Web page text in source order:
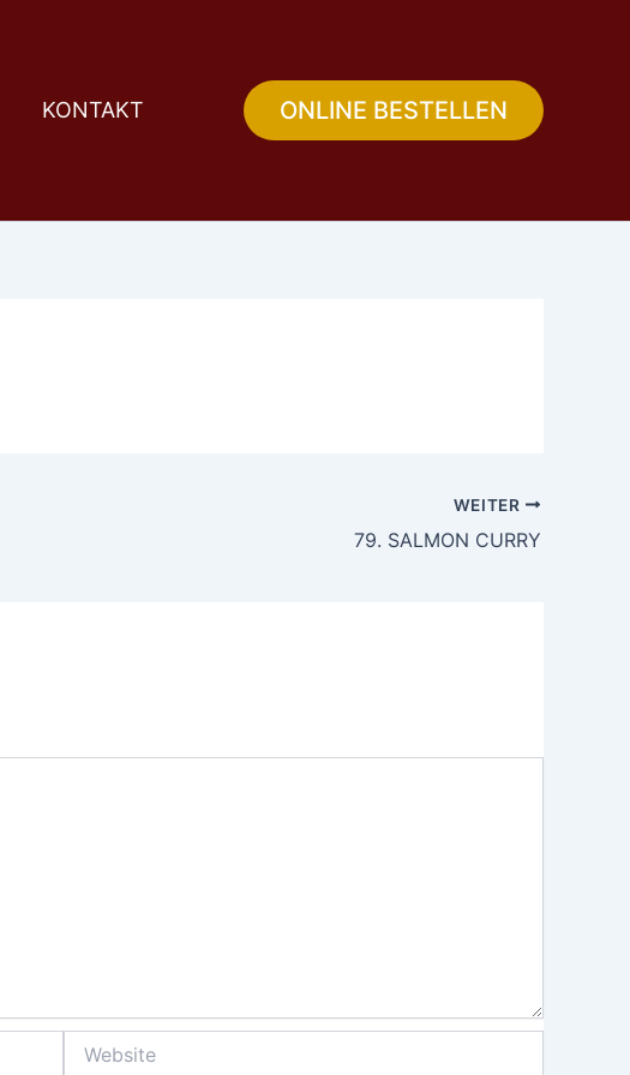
KONTAKT ONLINE BESTELLEN
WEITER
79. SALMON CURRY